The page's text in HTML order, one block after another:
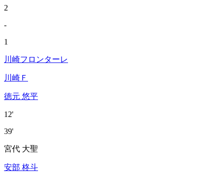
2
-
1
川崎フロンターレ
川崎Ｆ
徳元 悠平
12'
39'
宮代 大聖
安部 柊斗